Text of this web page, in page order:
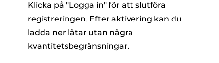
Klicka på "Logga in" för att slutföra
registreringen. Efter aktivering kan du
ladda ner låtar utan några
kvantitetsbegränsningar.